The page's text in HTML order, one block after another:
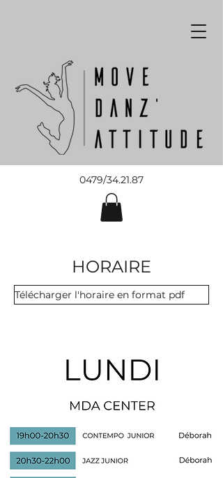
0479/34.21.87
HORAIRE
Télécharger l'horaire en format pdf